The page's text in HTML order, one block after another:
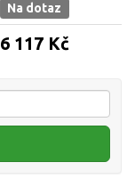
Na dotaz
6 117 Kč